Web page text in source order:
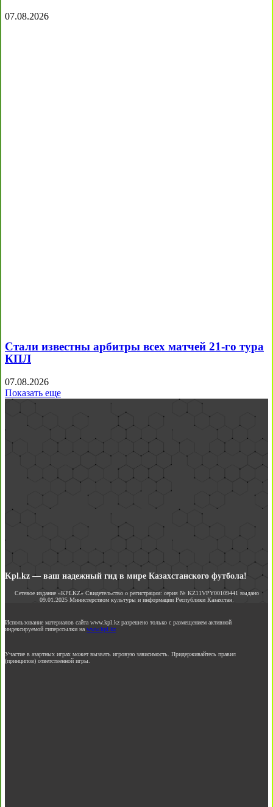
07.08.2026
Стали известны арбитры всех матчей 21-го тура
КПЛ
07.08.2026
Показать еще
Kpl.kz — ваш надежный гид в мире Казахстанского футбола!
Сетевое издание «KPLKZ» Свидетельство о регистрации: серия № KZ11VPY00109441 выдано
09.01.2025 Министерством культуры и информации Республики Казахстан.
Использование материалов сайта www.kpl.kz разрешено только с размещением активной
индексируемой гиперссылки на www.kpl.kz
Участие в азартных играх может вызвать игровую зависимость. Придерживайтесь правил
(принципов) ответственной игры.